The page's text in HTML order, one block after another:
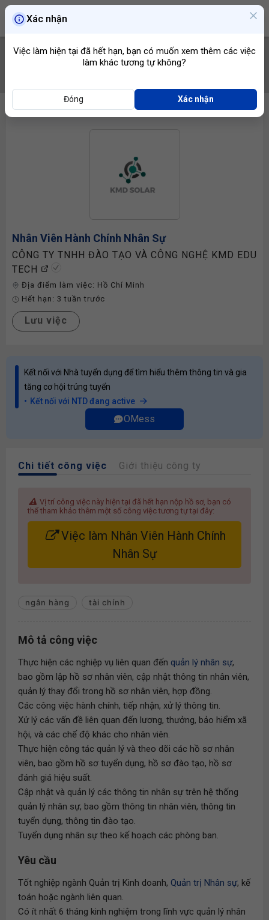
Nhân Viên Hành Chính Nhân Sự
CÔNG TY TNHH ĐÀO TẠO VÀ CÔNG NGHỆ KMD EDU
TECH
Địa điểm làm việc: Hồ Chí Minh
Hết hạn: 3 tuần trước
Lưu việc
Kết nối với Nhà tuyển dụng để tìm hiểu thêm thông tin và gia
tăng cơ hội trúng tuyển
Kết nối với NTD đang active
OMess
Chi tiết công việc Giới thiệu công ty
Vị trí công việc này hiện tại đã hết hạn nộp hồ sơ, bạn có
thể tham khảo thêm một số công việc tương tự tại đây:
Việc làm Nhân Viên Hành Chính
Nhân Sự
ngân hàng tài chính
Mô tả công việc
Thực hiện các nghiệp vụ liên quan đến quản lý nhân sự,
bao gồm lập hồ sơ nhân viên, cập nhật thông tin nhân viên,
quản lý thay đổi trong hồ sơ nhân viên, hợp đồng.
Các công việc hành chính, tiếp nhận, xử lý thông tin.
Xử lý các vấn đề liên quan đến lương, thưởng, bảo hiểm xã
hội, và các chế độ khác cho nhân viên.
Thực hiện công tác quản lý và theo dõi các hồ sơ nhân
viên, bao gồm hồ sơ tuyển dụng, hồ sơ đào tạo, hồ sơ
đánh giá hiệu suất.
Cập nhật và quản lý các thông tin nhân sự trên hệ thống
quản lý nhân sự, bao gồm thông tin nhân viên, thông tin
tuyển dụng, thông tin đào tạo.
Tuyển dụng nhân sự theo kế hoạch các phòng ban.
Yêu cầu
Tốt nghiệp ngành Quản trị Kinh doanh, Quản trị Nhân sự, kế
toán hoặc ngành liên quan.
Có ít nhất 6 tháng kinh nghiệm trong lĩnh vực quản lý nhân
Xác nhận
Việc làm hiện tại đã hết hạn, bạn có muốn xem thêm các việc
làm khác tương tự không?
Đóng Xác nhận